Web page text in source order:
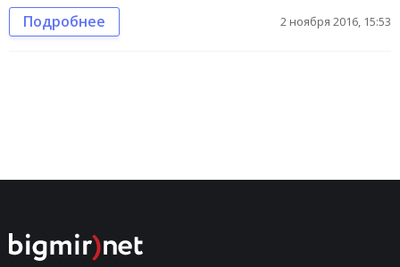
Подробнее 2 ноября 2016, 15:53